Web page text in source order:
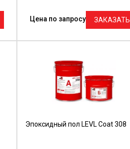
Цена по запросу ЗАКАЗАТЬ
Эпоксидный пол LEVL Coat 308